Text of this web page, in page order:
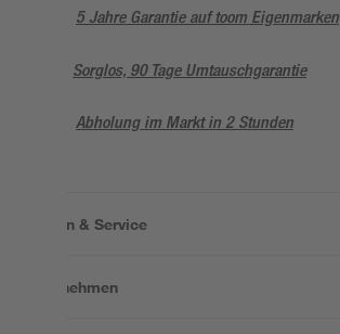
5 Jahre Garantie auf toom Eigenmarken
Sorglos, 90 Tage Umtauschgarantie
Abholung im Markt in 2 Stunden
Wissen & Service
Unternehmen